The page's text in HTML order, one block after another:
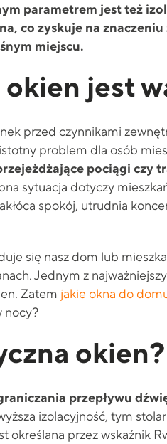
parametrem jest też
co zyskuje na znaczeniu
miejscu.
jest
przed czynnikami
problem dla osób
pociągi czy
sytuacja dotyczy
spokój, utrudnia
się nasz dom lub
Jednym z
Zatem jakie okna do
nocy?
okien?
przepływu
izolacyjność, tym
przez wskaźnik